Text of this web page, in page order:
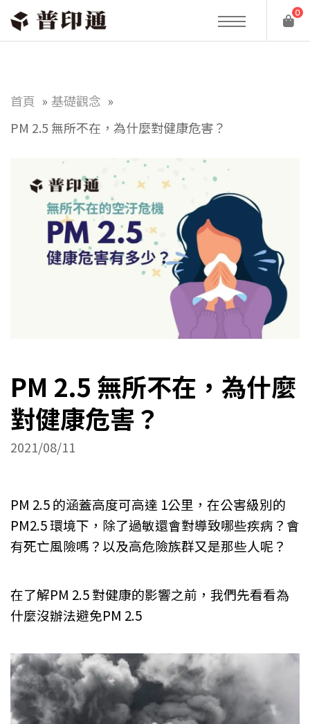
0
首頁
基礎觀念
PM 2.5 無所不在，為什麼對健康危害？
PM 2.5 無所不在，為什麼
對健康危害？
2021/08/11
PM 2.5 的涵蓋高度可高達 1公里，在公害級別的
PM2.5 環境下，除了過敏還會對導致哪些疾病？會
有死亡風險嗎？以及高危險族群又是那些人呢？
在了解PM 2.5 對健康的影響之前，我們先看看為
什麼沒辦法避免PM 2.5